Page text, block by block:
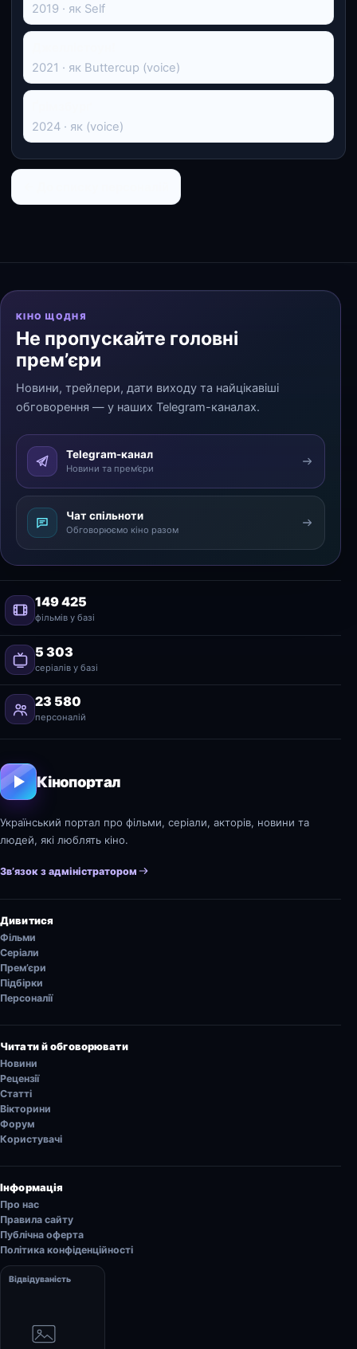
2019 · як Self
2021 · як Buttercup (voice)
2024 · як (voice)
КІНО ЩОДНЯ
Не пропускайте головні
прем’єри
Новини, трейлери, дати виходу та найцікавіші
обговорення — у наших Telegram-каналах.
Telegram-канал
Новини та прем’єри
Чат спільноти
Обговорюємо кіно разом
149 425
фільмів у базі
5 303
серіалів у базі
23 580
персоналій
Кінопортал
Український портал про фільми, серіали, акторів, новини та
людей, які люблять кіно.
Зв’язок з адміністратором
Дивитися
Фільми
Серіали
Прем’єри
Підбірки
Персоналії
Читати й обговорювати
Новини
Рецензії
Статті
Вікторини
Форум
Користувачі
Інформація
Про нас
Правила сайту
Публічна оферта
Політика конфіденційності
Відвідуваність